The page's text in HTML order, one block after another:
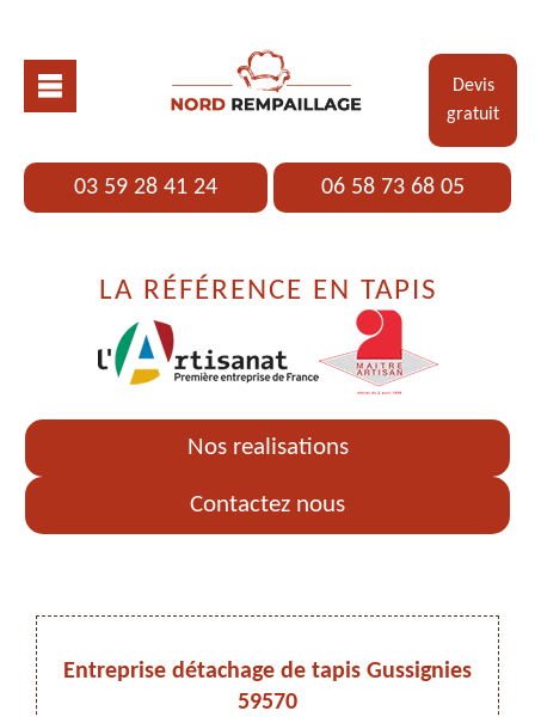
Devis
gratuit
03 59 28 41 24 06 58 73 68 05
LA RÉFÉRENCE EN TAPIS
Nos realisations
Contactez nous
Entreprise détachage de tapis Gussignies
59570